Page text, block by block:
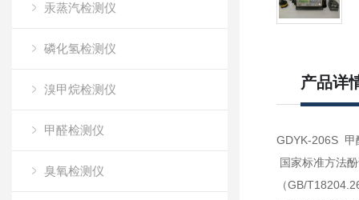
汞蒸汽检测仪
磷化氢检测仪
溴甲烷检测仪
甲醛检测仪
臭氧检测仪
产品详
GDYK-206S
国家标准方法
（GB/